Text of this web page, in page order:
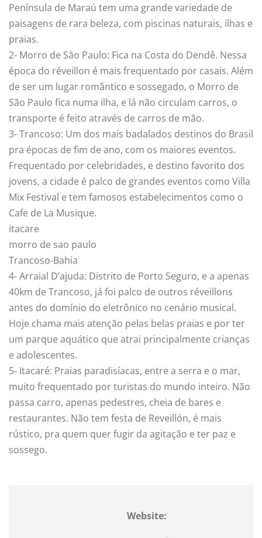
Península de Maraú tem uma grande variedade de
paisagens de rara beleza, com piscinas naturais, ilhas e
praias.
2- Morro de São Paulo: Fica na Costa do Dendê. Nessa
época do réveillon é mais frequentado por casais. Além
de ser um lugar romântico e sossegado, o Morro de
São Paulo fica numa ilha, e lá não circulam carros, o
transporte é feito através de carros de mão.
3- Trancoso: Um dos mais badalados destinos do Brasil
pra épocas de fim de ano, com os maiores eventos.
Frequentado por celebridades, e destino favorito dos
jovens, a cidade é palco de grandes eventos como Villa
Mix Festival e tem famosos estabelecimentos como o
Cafe de La Musique.
itacare
morro de sao paulo
Trancoso-Bahia
4- Arraial D’ajuda: Distrito de Porto Seguro, e a apenas
40km de Trancoso, já foi palco de outros réveillons
antes do domínio do eletrônico no cenário musical.
Hoje chama mais atenção pelas belas praias e por ter
um parque aquático que atrai principalmente crianças
e adolescentes.
5- Itacaré: Praias paradisíacas, entre a serra e o mar,
muito frequentado por turistas do mundo inteiro. Não
passa carro, apenas pedestres, cheia de bares e
restaurantes. Não tem festa de Reveillón, é mais
rústico, pra quem quer fugir da agitação e ter paz e
sossego.
Website: